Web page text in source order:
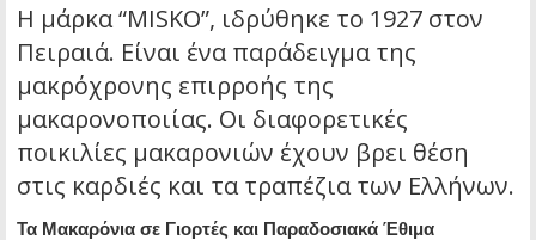
Η μάρκα “MISKO”, ιδρύθηκε το 1927 στον
Πειραιά. Είναι ένα παράδειγμα της
μακρόχρονης επιρροής της
μακαρονοποιίας. Οι διαφορετικές
ποικιλίες μακαρονιών έχουν βρει θέση
στις καρδιές και τα τραπέζια των Ελλήνων.
Τα Μακαρόνια σε Γιορτές και Παραδοσιακά Έθιμα